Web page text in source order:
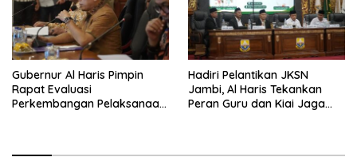
Gubernur Al Haris Pimpin
Rapat Evaluasi
Perkembangan Pelaksanaan
Hadiri Pelantikan JKSN
Jambi, Al Haris Tekankan
Peran Guru dan Kiai Jaga